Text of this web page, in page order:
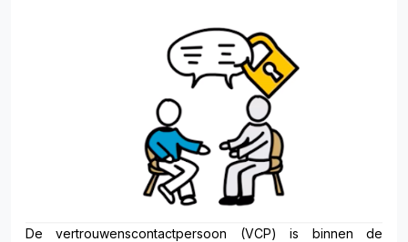
De vertrouwenscontactpersoon (VCP) is binnen de